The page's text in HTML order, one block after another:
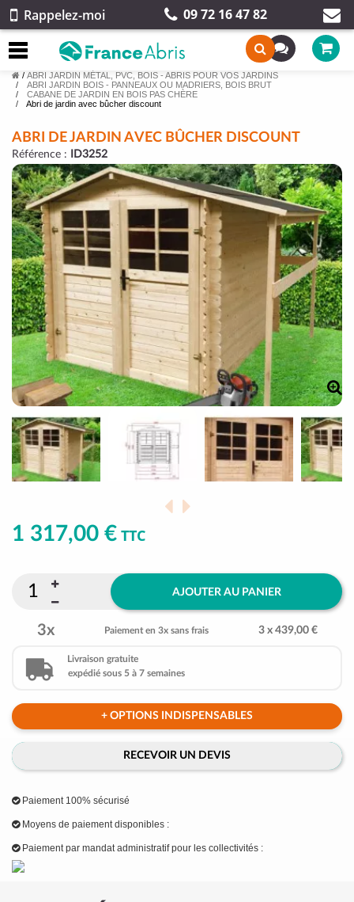
Rappelez-moi 09 72 16 47 82
/ ABRI JARDIN MÉTAL, PVC, BOIS - ABRIS POUR VOS JARDINS
ABRI JARDIN BOIS - PANNEAUX OU MADRIERS, BOIS BRUT
CABANE DE JARDIN EN BOIS PAS CHÈRE
Abri de jardin avec bûcher discount
ABRI DE JARDIN AVEC BÛCHER DISCOUNT
Référence : ID3252
1 317,00 € TTC
AJOUTER AU PANIER
3x Paiement en 3x sans frais 3 x 439,00 €
Livraison gratuite
expédié sous 5 à 7 semaines
+ OPTIONS INDISPENSABLES
RECEVOIR UN DEVIS
Paiement 100% sécurisé
Moyens de paiement disponibles :
Paiement par mandat administratif pour les collectivités :